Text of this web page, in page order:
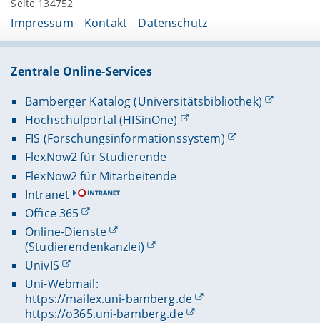
Seite 134752
Impressum Kontakt Datenschutz
Zentrale Online-Services
Bamberger Katalog (Universitätsbibliothek)
Hochschulportal (HISinOne)
FIS (Forschungsinformationssystem)
FlexNow2 für Studierende
FlexNow2 für Mitarbeitende
Intranet
Office 365
Online-Dienste
(Studierendenkanzlei)
UnivIS
Uni-Webmail:
https://mailex.uni-bamberg.de
https://o365.uni-bamberg.de